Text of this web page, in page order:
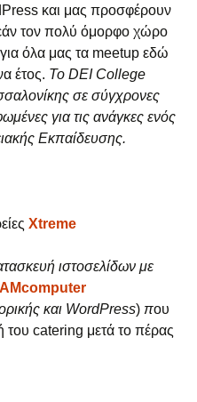
και μας προσφέρουν
τον πολύ όμορφο χώρο
όλα μας τα meetup εδώ
έτος. Το DEI College
σε σύγχρονες
για τις ανάγκες ενός
Εκπαίδευσης.
Xtreme
ιστοσελίδων με
και WordPress) που
του catering μετά το πέρας